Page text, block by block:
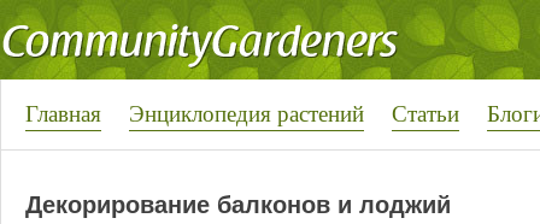
Главная Энциклопедия растений Статьи
Декорирование балконов и лоджий